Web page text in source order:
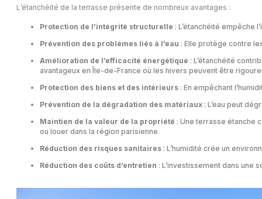
L’étanchéité de la terrasse présente de nombreux avantages :
Protection de l’intégrité structurelle : L’étanchéité empêche
Prévention des problèmes liés à l’eau : Elle protège contre
Amélioration de l’efficacité énergétique : L’étanchéité
avantageux en Île-de-France où les hivers peuvent être
Protection des biens et des intérieurs : En empêchant
Prévention de la dégradation des matériaux : L’eau peut
Maintien de la valeur de la propriété : Une terrasse étanche
ou louer dans la région parisienne.
Réduction des risques sanitaires : L’humidité crée un
Réduction des coûts d’entretien : L’investissement dans une